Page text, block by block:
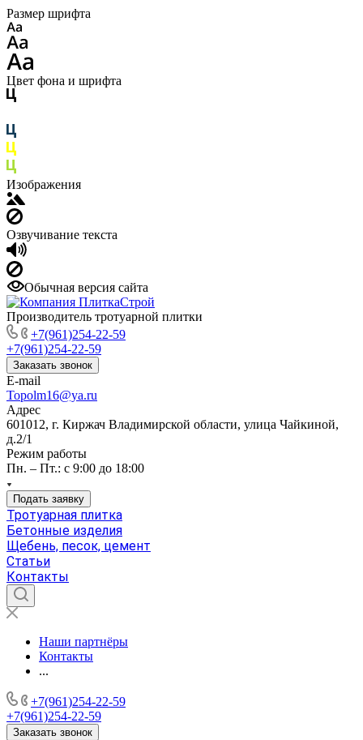
Размер шрифта
Цвет фона и шрифта
Изображения
Озвучивание текста
Обычная версия сайта
Производитель тротуарной плитки
+7(961)254-22-59
+7(961)254-22-59
Заказать звонок
E-mail
Topolm16@ya.ru
Адрес
601012, г. Киржач Владимирской области, улица Чайкиной,
д.2/1
Режим работы
Пн. – Пт.: с 9:00 до 18:00
Подать заявку
Тротуарная плитка
Бетонные изделия
Щебень, песок, цемент
Статьи
Контакты
Наши партнёры
Контакты
...
+7(961)254-22-59
+7(961)254-22-59
Заказать звонок